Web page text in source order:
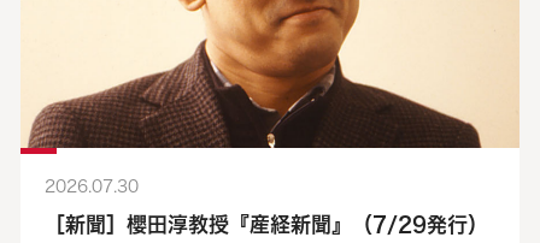
2026.07.30
［新聞］櫻田淳教授『産経新聞』（7/29発行）